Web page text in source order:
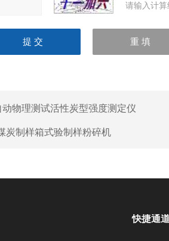
请输入计
动物理测试活性炭型强度测定仪
炭制样箱式验制样粉碎机
快捷通